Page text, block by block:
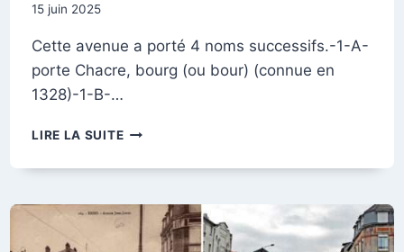
15 juin 2025
Cette avenue a porté 4 noms successifs.-1-A-
porte Chacre, bourg (ou bour) (connue en
1328)-1-B-…
LIRE LA SUITELE
CÉRÈS,
L’AVENUE
JEAN-
JAURÈS